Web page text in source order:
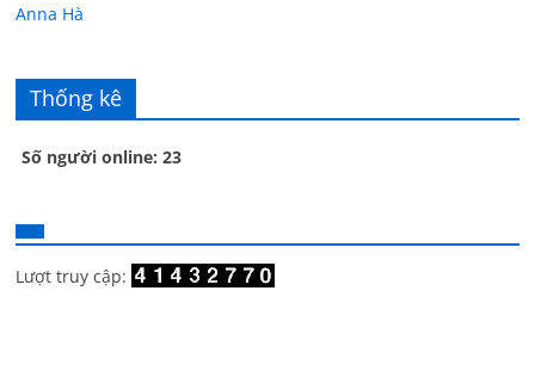
Anna Hà
Âu Tú Vân
Bác sĩ Hoa
Bác sĩ Stephen Mak
Bác Đạt
Bạch Cúc
Thống kê
Số người online: 23
Lượt truy cập: